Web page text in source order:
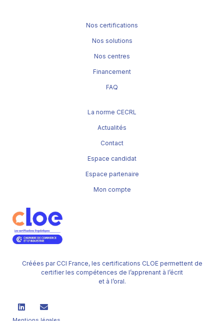
Créées par CCI France, les certifications CLOE permettent de
certifier les compétences de l’apprenant à l’écrit
et à l’oral.
Nos certifications
Nos solutions
Nos centres
Financement
FAQ
La norme CECRL
Actualités
Contact
Espace candidat
Espace partenaire
Mon compte